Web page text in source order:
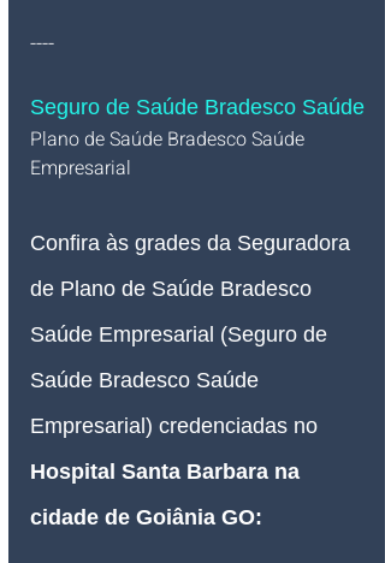
----
Seguro de Saúde Bradesco Saúde
Plano de Saúde Bradesco Saúde
Empresarial
Confira às grades da Seguradora
de Plano de Saúde Bradesco
Saúde Empresarial (Seguro de
Saúde Bradesco Saúde
Empresarial) credenciadas no
Hospital Santa Barbara na
cidade de Goiânia GO: